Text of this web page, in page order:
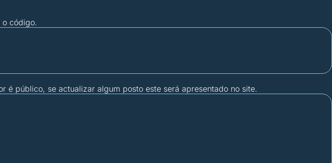
o código.
é público, se actualizar algum posto este será apresentado no site.